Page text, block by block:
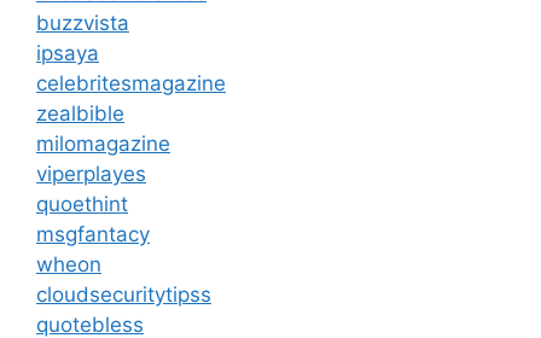
buzzvista
ipsaya
celebritesmagazine
zealbible
milomagazine
viperplayes
quoethint
msgfantacy
wheon
cloudsecuritytipss
quotebless